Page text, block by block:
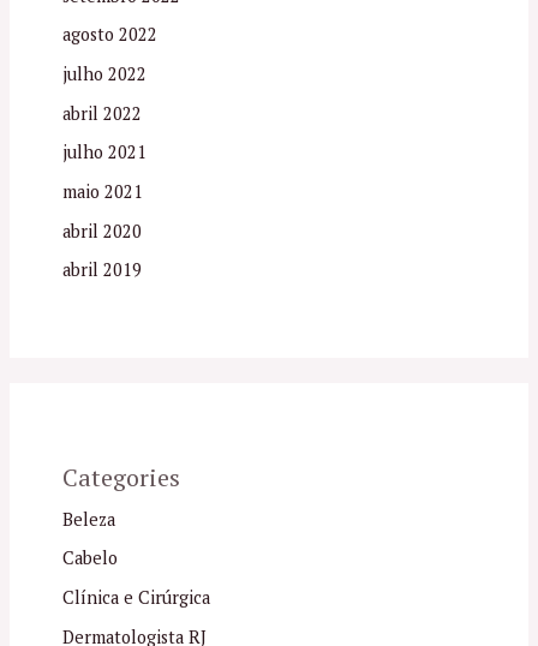
agosto 2022
julho 2022
abril 2022
julho 2021
maio 2021
abril 2020
abril 2019
Categories
Beleza
Cabelo
Clínica e Cirúrgica
Dermatologista RJ